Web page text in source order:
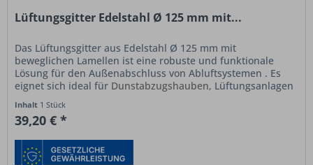
Lüftungsgitter Edelstahl Ø 125 mm mit...
Das Lüftungsgitter aus Edelstahl Ø 125 mm mit
beweglichen Lamellen ist eine robuste und funktionale
Lösung für den Außenabschluss von Abluftsystemen . Es
eignet sich ideal für Dunstabzugshauben, Lüftungsanlagen
Inhalt 1 Stück
39,20 € *